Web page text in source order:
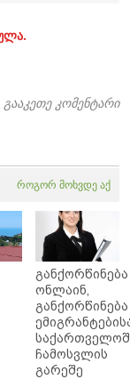
გააკეთე კომენტარი
როგორ მოხვდე აქ
განქორწინება
ონლაინ,
განქორწინება
ჩამოსვლის
გარეშე